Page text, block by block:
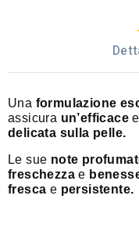
Una formulazione
assicura un’efficacee
delicata sulla pelle.
Le sue note
freschezza e
fresca e persistente.